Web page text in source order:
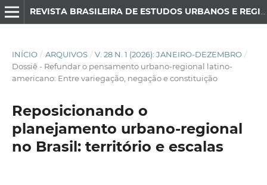
INÍCIO / ARQUIVOS / V. 28 N. 1 (2026): JANEIRO-DEZEMBRO /
Dossiê - Refundar o pensamento urbano-regional latino-
americano: Entre variegação, negação e constituição
Reposicionando o
planejamento urbano-regional
no Brasil: território e escalas